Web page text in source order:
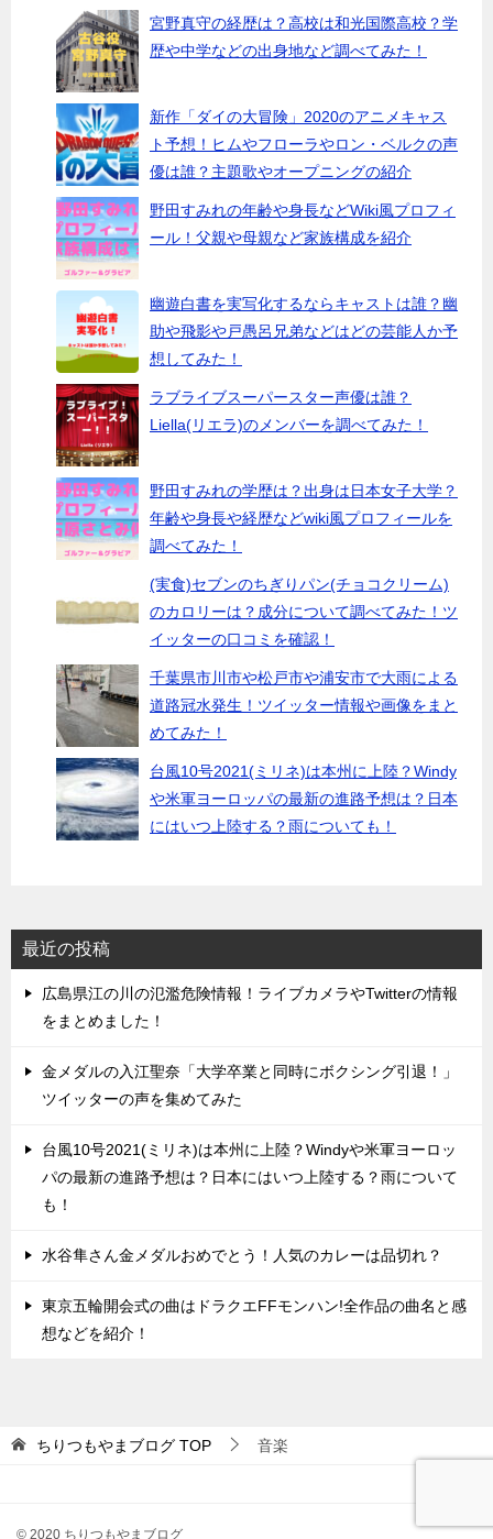
宮野真守の経歴は？高校は和光国際高校？学
歴や中学などの出身地など調べてみた！
新作「ダイの大冒険」2020のアニメキャス
ト予想！ヒムやフローラやロン・ベルクの声
優は誰？主題歌やオープニングの紹介
野田すみれの年齢や身長などWiki風プロフィ
ール！父親や母親など家族構成を紹介
幽遊白書を実写化するならキャストは誰？幽
助や飛影や戸愚呂兄弟などはどの芸能人か予
想してみた！
ラブライブスーパースター声優は誰？
Liella(リエラ)のメンバーを調べてみた！
野田すみれの学歴は？出身は日本女子大学？
年齢や身長や経歴などwiki風プロフィールを
調べてみた！
(実食)セブンのちぎりパン(チョコクリーム)
のカロリーは？成分について調べてみた！ツ
イッターの口コミを確認！
千葉県市川市や松戸市や浦安市で大雨による
道路冠水発生！ツイッター情報や画像をまと
めてみた！
台風10号2021(ミリネ)は本州に上陸？Windy
や米軍ヨーロッパの最新の進路予想は？日本
にはいつ上陸する？雨についても！
最近の投稿
広島県江の川の氾濫危険情報！ライブカメラやTwitterの情報
をまとめました！
金メダルの入江聖奈「大学卒業と同時にボクシング引退！」
ツイッターの声を集めてみた
台風10号2021(ミリネ)は本州に上陸？Windyや米軍ヨーロッ
パの最新の進路予想は？日本にはいつ上陸する？雨について
も！
水谷隼さん金メダルおめでとう！人気のカレーは品切れ？
東京五輪開会式の曲はドラクエFFモンハン!全作品の曲名と感
想などを紹介！
ちりつもやまブログ TOP 音楽
© 2020 ちりつもやまブログ